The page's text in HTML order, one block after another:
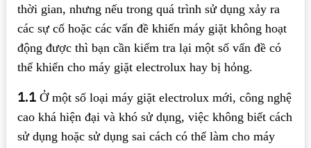
thời gian, nhưng nếu trong quá trình sử dụng xảy ra
các sự cố hoặc các vấn đề khiến máy giặt không hoạt
động được thì bạn cần kiểm tra lại một số vấn đề có
thể khiến cho máy giặt electrolux hay bị hỏng.
1.1 Ở một số loại máy giặt electrolux mới, công nghệ
cao khá hiện đại và khó sử dụng, việc không biết cách
sử dụng hoặc sử dụng sai cách có thể làm cho máy